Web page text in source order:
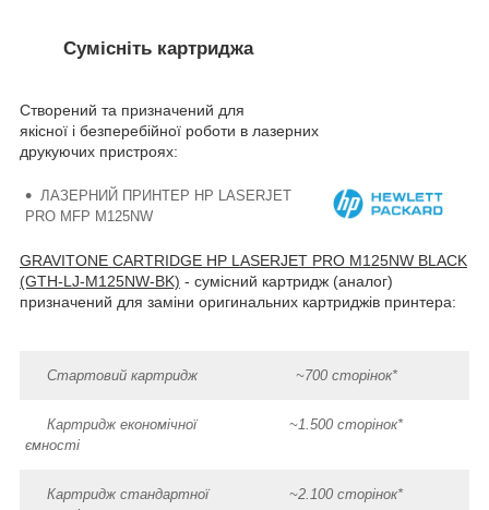
Сумісніть картриджа
Створений та призначений для
якісної і безперебійної роботи в лазерних
друкуючих пристроях:
ЛАЗЕРНИЙ ПРИНТЕР HP LASERJET
PRO MFP M125NW
GRAVITONE CARTRIDGE HP LASERJET PRO M125NW BLACK
(GTH-LJ-M125NW-BK) - сумісний картридж (аналог)
призначений для заміни оригинальних картриджів принтера:
Стартовий картридж ~700 сторінок*
Картридж економічної
ємності
~1.500 сторінок*
Картридж стандартної
~2.100 сторінок*